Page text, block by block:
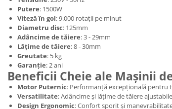
Putere: 1500W
Viteză în gol: 9.000 rotații pe minut
Diametru disc: 125mm
Adâncime de tăiere: 3 - 29mm
Lățime de tăiere: 8 - 30mm
Greutate: 5 kg
Garanție: 2 ani
Beneficii Cheie ale Mașinii
Motor Puternic: Performanță excepțională pentru
Versatilitate: Adâncime și lățime de tăiere
Design Ergonomic: Confort sporit și